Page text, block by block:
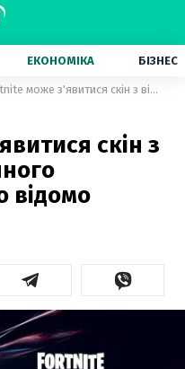
ЕКОНОМІКА БІЗНЕС
У Fortnite може з'явитися скін з відомого сатиричного мультсеріалу – що відомо
скін з
відомо